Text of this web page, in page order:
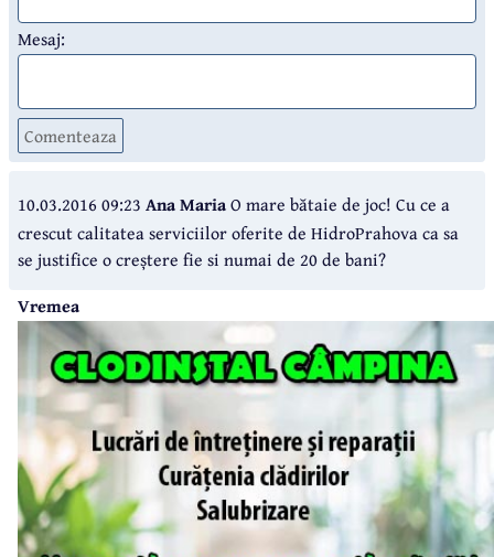
Mesaj:
Comenteaza
10.03.2016 09:23 Ana MariaO mare bătaie de joc! Cu ce a
crescut calitatea serviciilor oferite de HidroPrahova ca sa
se justifice o creștere fie si numai de 20 de bani?
Vremea